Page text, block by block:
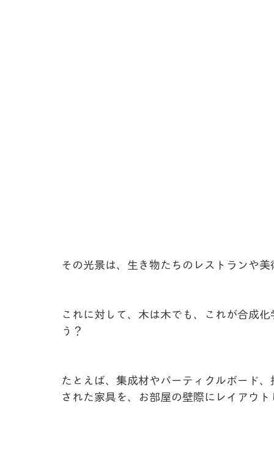
その光景は、生き物たちのレストランや
これに対して、木は木でも、これが合成
う？
たとえば、集成材やパーティクルボード
された家具を、お部屋の壁際にレイアウ